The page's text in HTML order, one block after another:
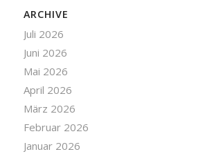
ARCHIVE
Juli 2026
Juni 2026
Mai 2026
April 2026
März 2026
Februar 2026
Januar 2026